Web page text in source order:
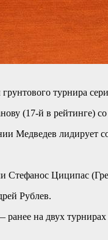
турнира
(17-й в рейтинге)
Медведев лидирует
Стефанос Циципас
Рублев.
на двух